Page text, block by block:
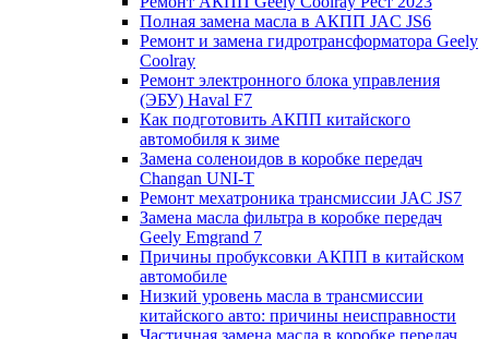
Полная замена масла в АКПП JAC JS6
Ремонт и замена гидротрансформатора Geely
Coolray
Ремонт электронного блока управления
(ЭБУ) Haval F7
Как подготовить АКПП китайского
автомобиля к зиме
Замена соленоидов в коробке передач
Changan UNI-T
Ремонт мехатроника трансмиссии JAC JS7
Замена масла фильтра в коробке передач
Geely Emgrand 7
Причины пробуксовки АКПП в китайском
автомобиле
Низкий уровень масла в трансмиссии
китайского авто: причины неисправности
Частичная замена масла в коробке передач